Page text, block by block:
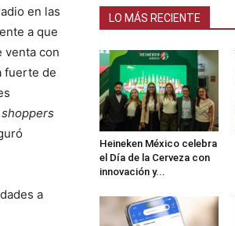
en las
a que
venta con
fuerte de
a
LO MÁS RECIENTE
Heineken México celebra
el Día de la Cerveza con
innovación y...